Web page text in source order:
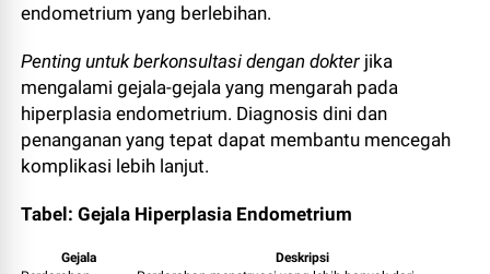
endometrium yang berlebihan.
Penting untuk berkonsultasi dengan dokter jika
mengalami gejala-gejala yang mengarah pada
hiperplasia endometrium. Diagnosis dini dan
penanganan yang tepat dapat membantu mencegah
komplikasi lebih lanjut.
Tabel: Gejala Hiperplasia Endometrium
Gejala
Deskripsi